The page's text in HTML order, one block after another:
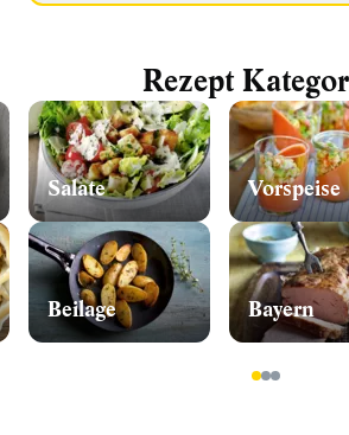
Rezept
Salate
Beilage
Vorspeise
Bayern
123